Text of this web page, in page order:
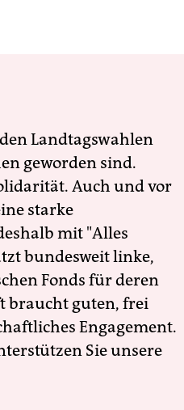
Landtagswahlen
geworden sind.
Auch und vor
starke
mit "Alles
bundesweit linke,
Fonds für deren
braucht guten, frei
Engagement.
Sie unsere